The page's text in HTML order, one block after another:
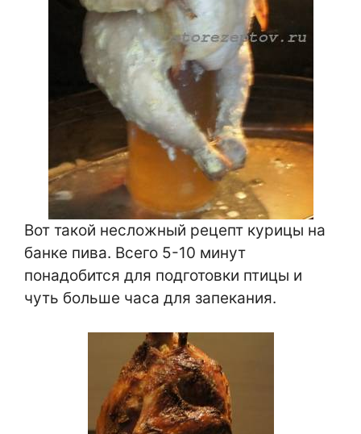
Вот такой несложный рецепт курицы на
банке пива. Всего 5-10 минут
понадобится для подготовки птицы и
чуть больше часа для запекания.